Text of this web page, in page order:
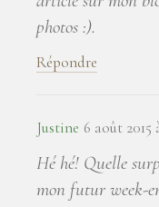
photos :).
Répondre
Justine 6 août 2015
Hé hé! Quelle
mon futur week-